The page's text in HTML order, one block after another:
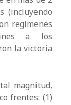
(incluyendo
regímenes
a los
la victoria
magnitud,
frentes: (1)